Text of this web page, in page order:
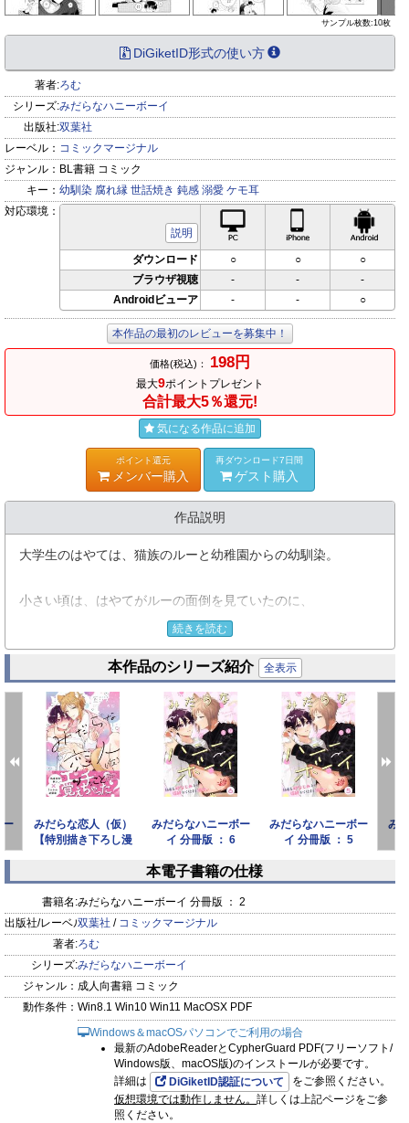
サンプル枚数:10枚
DiGiketID形式の使い方
著者:ろむ
シリーズ:みだらなハニーボーイ
出版社:双葉社
レーベル： コミックマージナル
ジャンル： BL書籍 コミック
キー： 幼馴染 腐れ縁 世話焼き 鈍感 溺愛 ケモ耳
対応環境：
説明
iPhone対応
ダウンロード ○ ○
○
ブラウザ視聴
- -
-
Androidビューア
- - ○
本作品の最初のレビューを募集中！
価格(税込)： 198円
最大9ポイントプレゼント
合計最大5％還元!
気になる作品に追加
ポイント還元
メンバー購入
再ダウンロード7日間
ゲスト購入
作品説明
大学生のはやては、猫族のルーと幼稚園からの幼馴染。
小さい頃は、はやてがルーの面倒を見ていたのに、
いつのまにか高身長のイケメンに成長した彼は女子からモテモ
テ。
モテないはやては悔しがりつつも、ルーに甘えられると弱いの
だった。
そんなある日、はやてはルーが淫魔の女子につきまとわれてい
ることを知る。
とに！
恋人らしいスキンシップを練習中、ルーに触られたはやては、
急にゾクゾクが止まらなくなり、ルーの手の中でイってしま
う！
はじめての快感に朦朧とするはやて。
実はその時、彼のお腹には「淫紋」が現れていて――…
【執着系の幼馴染×鈍感な世話焼き男子】
淫紋から始まる、溺愛えっちな恋人ごっこ！
※ comic marginal ： 84 収録作品
続きを読む
本作品のシリーズ紹介 全表示
ー
みだらな恋人（仮）
【特別描き下ろし漫
みだらなハニーボー
イ 分冊版 ： 6
みだらなハニーボー
イ 分冊版 ： 5
み
prev next
本電子書籍の仕様
書籍名:みだらなハニーボーイ 分冊版 ： 2
出版社/レーベル:双葉社 / コミックマージナル
著者:ろむ
シリーズ:みだらなハニーボーイ
ジャンル： 成人向書籍 コミック
動作条件： Win8.1 Win10 Win11 MacOSX PDF
Windows＆macOSパソコンでご利用の場合
最新のAdobeReaderとCypherGuard PDF(フリーソフト/
Windows版、macOS版)のインストールが必要です。
詳細は
DiGiketID認証について
をご参照ください。
仮想環境では動作しません。 詳しくは上記ページをご参
照ください。